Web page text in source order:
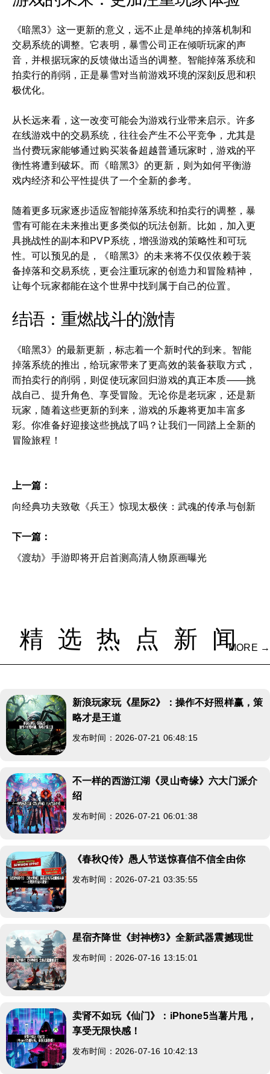
《暗黑3》这一更新的意义，远不止是单纯的掉落机制和
交易系统的调整。它表明，暴雪公司正在倾听玩家的声
音，并根据玩家的反馈做出适当的调整。智能掉落系统和
拍卖行的削弱，正是暴雪对当前游戏环境的深刻反思和积
极优化。
从长远来看，这一改变可能会为游戏行业带来启示。许多
在线游戏中的交易系统，往往会产生不公平竞争，尤其是
当付费玩家能够通过购买装备超越普通玩家时，游戏的平
衡性将遭到破坏。而《暗黑3》的更新，则为如何平衡游
戏内经济和公平性提供了一个全新的参考。
随着更多玩家逐步适应智能掉落系统和拍卖行的调整，暴
雪有可能在未来推出更多类似的玩法创新。比如，加入更
具挑战性的副本和PVP系统，增强游戏的策略性和可玩
性。可以预见的是，《暗黑3》的未来将不仅仅依赖于装
备掉落和交易系统，更会注重玩家的创造力和冒险精神，
让每个玩家都能在这个世界中找到属于自己的位置。
结语：重燃战斗的激情
《暗黑3》的最新更新，标志着一个新时代的到来。智能
掉落系统的推出，给玩家带来了更高效的装备获取方式，
而拍卖行的削弱，则促使玩家回归游戏的真正本质——挑
战自己、提升角色、享受冒险。无论你是老玩家，还是新
玩家，随着这些更新的到来，游戏的乐趣将更加丰富多
彩。你准备好迎接这些挑战了吗？让我们一同踏上全新的
冒险旅程！
上一篇：
向经典功夫致敬《兵王》惊现太极侠：武魂的传承与创新
下一篇：
《渡劫》手游即将开启首测高清人物原画曝光
精选热点新闻
MORE →
新浪玩家玩《星际2》：操作不好照样赢，策
略才是王道
发布时间：2026-07-21 06:48:15
不一样的西游江湖《灵山奇缘》六大门派介
绍
发布时间：2026-07-21 06:01:38
《春秋Q传》愚人节送惊喜信不信全由你
发布时间：2026-07-21 03:35:55
星宿齐降世《封神榜3》全新武器震撼现世
发布时间：2026-07-16 13:15:01
卖肾不如玩《仙门》：iPhone5当薯片甩，
享受无限快感！
发布时间：2026-07-16 10:42:13